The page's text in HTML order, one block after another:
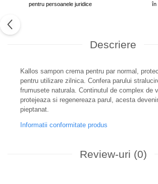
pentru persoanele juridice
în
Descriere
Kallos sampon crema pentru par normal,
pentru utilizare zilnica. Confera parului
frumusete naturala. Continutul de complex de
protejeaza si regenereaza parul, acesta
pieptanat.
Informatii conformitate produs
Review-uri (0)